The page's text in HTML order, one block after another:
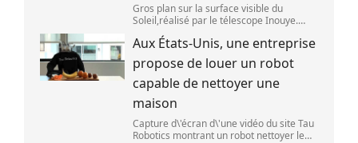
Gros plan sur la surface visible du
Soleil,réalisé par le télescope Inouye.
(NSF/NSO/AURA/MPS) Certains se
préparent peut-être à photographier le
mieux possible l\'éclipse solaire,prévue le
1
Aux États-Unis, une entreprise
propose de louer un robot
capable de nettoyer une
maison
Capture d\'écran d\'une vidéo du site Tau
Robotics montrant un robot nettoyer le